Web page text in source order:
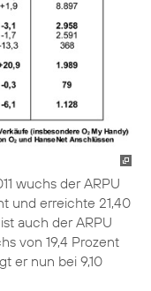
wuchs der ARPU
und erreichte 21,40
auch der ARPU
von 19,4 Prozent
er nun bei 9,10